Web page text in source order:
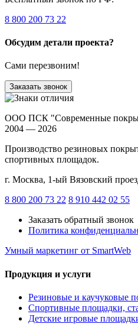
8 800 200 73 22
Обсудим детали проекта?
Сами перезвоним!
Заказать звонок
ООО ПСК "Современные
2004 — 2026
Производство резиновых
спортивных площадок.
г. Москва, 1-ый Вязовский
8 800 200 73 22 8 910 442 02 55
Заказать обратный звонок
Политика
Умный маркетинг от SmartWeb
Продукция и услуги
Резиновые и каучуковые
Спортивные площадки,
Детские игровые